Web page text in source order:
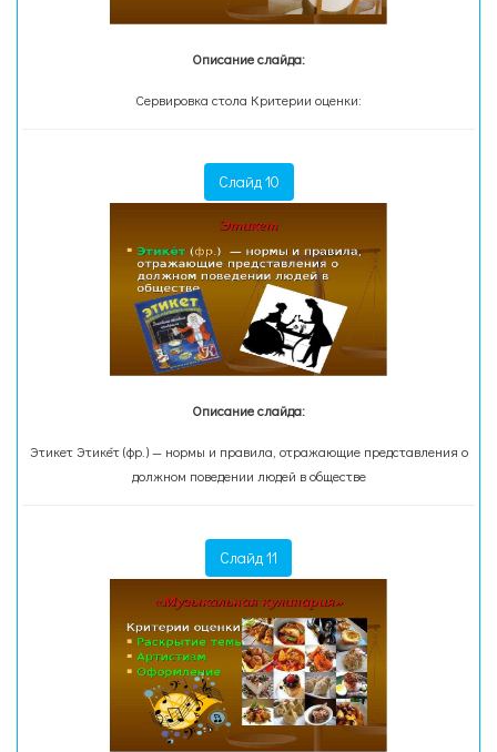
Описание слайда:
Сервировка стола Критерии оценки:
Слайд 10
Описание слайда:
Этикет Этике́т (фр.) — нормы и правила, отражающие представления о
должном поведении людей в обществе
Слайд 11